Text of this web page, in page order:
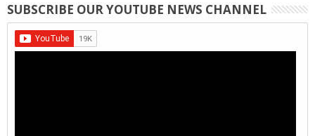
SUBSCRIBE OUR YOUTUBE NEWS CHANNEL